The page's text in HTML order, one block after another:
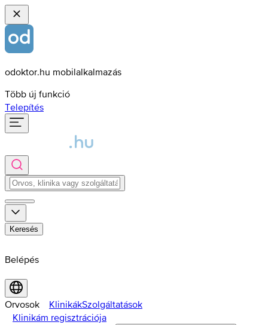
odoktor.hu mobilalkalmazás
Több új funkció
Telepítés
Keresés
Belépés
Orvosok KlinikákSzolgáltatások
Klinikám regisztrációja